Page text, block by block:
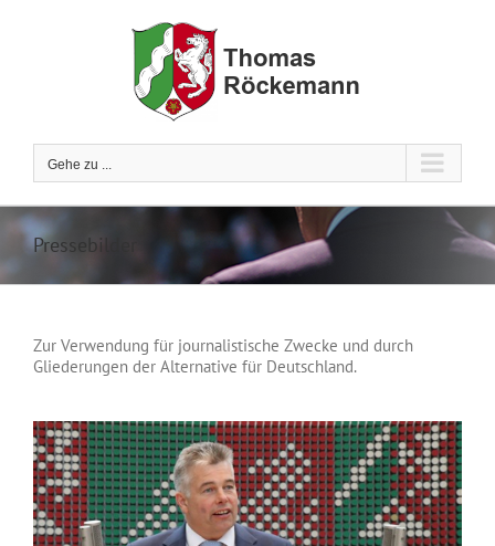
Gehe zu ...
Pressebilder
Zur Verwendung für journalistische Zwecke und durch
Gliederungen der Alternative für Deutschland.